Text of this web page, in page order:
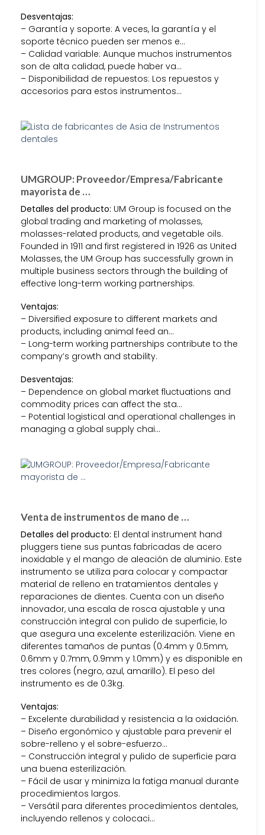
Desventajas:
– Garantía y soporte: A veces, la garantía y el
soporte técnico pueden ser menos e…
– Calidad variable: Aunque muchos instrumentos
son de alta calidad, puede haber va…
– Disponibilidad de repuestos: Los repuestos y
accesorios para estos instrumentos…
UMGROUP: Proveedor/Empresa/Fabricante
mayorista de …
Detalles del producto: UM Group is focused on the
global trading and marketing of molasses,
molasses-related products, and vegetable oils.
Founded in 1911 and first registered in 1926 as United
Molasses, the UM Group has successfully grown in
multiple business sectors through the building of
effective long-term working partnerships.
Ventajas:
– Diversified exposure to different markets and
products, including animal feed an…
– Long-term working partnerships contribute to the
company’s growth and stability.
Desventajas:
– Dependence on global market fluctuations and
commodity prices can affect the sta…
– Potential logistical and operational challenges in
managing a global supply chai…
Venta de instrumentos de mano de …
Detalles del producto: El dental instrument hand
pluggers tiene sus puntas fabricadas de acero
inoxidable y el mango de aleación de aluminio. Este
instrumento se utiliza para colocar y compactar
material de relleno en tratamientos dentales y
reparaciones de dientes. Cuenta con un diseño
innovador, una escala de rosca ajustable y una
construcción integral con pulido de superficie, lo
que asegura una excelente esterilización. Viene en
diferentes tamaños de puntas (0.4mm y 0.5mm,
0.6mm y 0.7mm, 0.9mm y 1.0mm) y es disponible en
tres colores (negro, azul, amarillo). El peso del
instrumento es de 0.3kg.
Ventajas:
– Excelente durabilidad y resistencia a la oxidación.
– Diseño ergonómico y ajustable para prevenir el
sobre-relleno y el sobre-esfuerzo…
– Construcción integral y pulido de superficie para
una buena esterilización.
– Fácil de usar y minimiza la fatiga manual durante
procedimientos largos.
– Versátil para diferentes procedimientos dentales,
incluyendo rellenos y colocaci…